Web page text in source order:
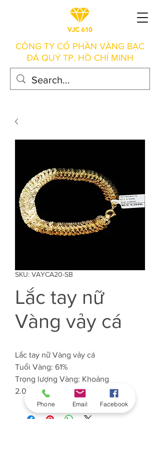
CÔNG TY CỔ PHẦN VÀNG BẠC
ĐÁ QUÝ TP. HỒ CHÍ MINH
SKU: VAYCA20-SB
Lắc tay nữ
Vàng vảy cá
Lắc tay nữ Vàng vảy cá
Tuổi Vàng: 61%
Trọng lượng Vàng: Khoảng
2.049 chỉ
Phone Email Facebook